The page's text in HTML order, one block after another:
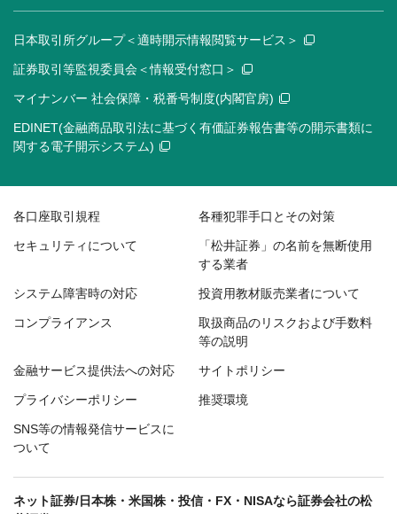
日本取引所グループ＜適時開示情報閲覧サービス＞
証券取引等監視委員会＜情報受付窓口＞
マイナンバー 社会保障・税番号制度(内閣官房)
EDINET(金融商品取引法に基づく有価証券報告書等の開示書類に
関する電子開示システム)
各口座取引規程 各種犯罪手口とその対策
セキュリティについて
「松井証券」の名前を無断使用
する業者
システム障害時の対応 投資用教材販売業者について
コンプライアンス
取扱商品のリスクおよび手数料
等の説明
金融サービス提供法への対応 サイトポリシー
プライバシーポリシー 推奨環境
SNS等の情報発信サービスに
ついて
ネット証券/日本株・米国株・投信・FX・NISAなら証券会社の松